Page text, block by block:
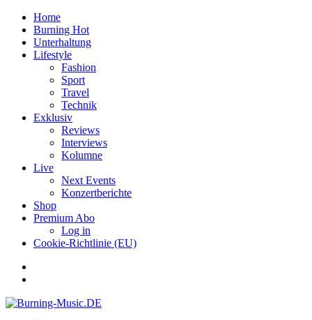
Home
Burning Hot
Unterhaltung
Lifestyle
Fashion
Sport
Travel
Technik
Exklusiv
Reviews
Interviews
Kolumne
Live
Next Events
Konzertberichte
Shop
Premium Abo
Log in
Cookie-Richtlinie (EU)